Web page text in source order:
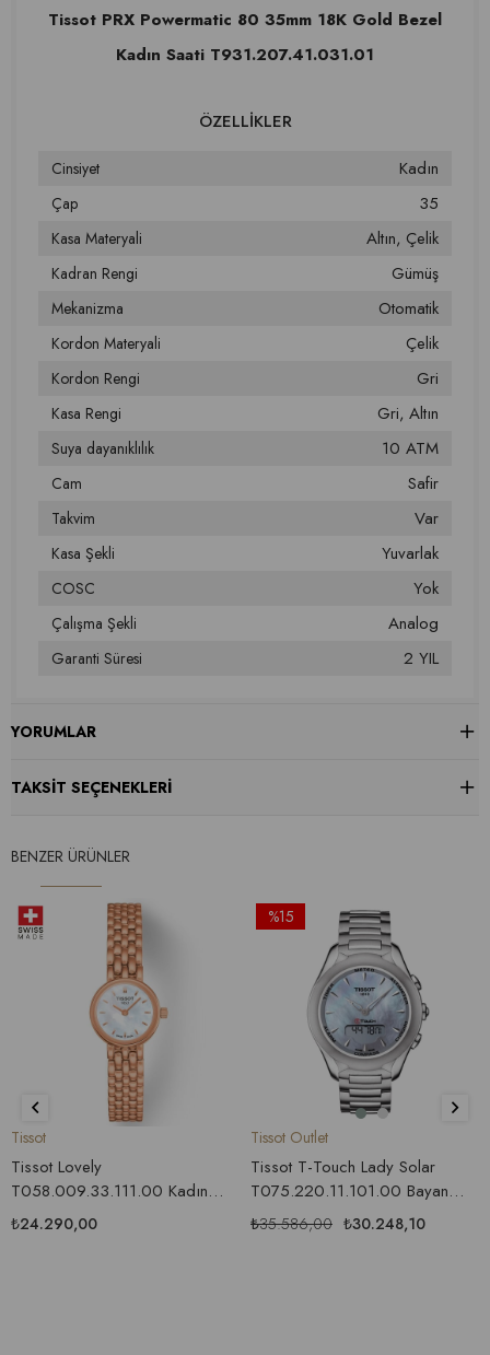
Tissot PRX Powermatic 80 35mm 18K Gold Bezel
Kadın Saati T931.207.41.031.01
Cinsiyet Kadın
Çap 35
Kasa Materyali Altın Çelik
Kadran Rengi Gümüş
Mekanizma Otomatik
Kordon Materyali Çelik
Kordon Rengi Gri
Kasa Rengi Gri Altın
Suya dayanıklılık 10 ATM
Cam Safir
Takvim Var
Kasa Şekli Yuvarlak
COSC Yok
Çalışma Şekli Analog
Garanti Süresi 2 YIL
YORUMLAR
TAKSIT SEÇENEKLERI
BENZER ÜRÜNLER
Tissot
Tissot Lovely
T058.009.33.111.00 Kadın
Saati
₺24.290,00
Tissot Outlet
Tissot T-Touch Lady Solar
T075.220.11.101.00 Bayan
Saati
₺30.248,10
₺35.586,00
%15